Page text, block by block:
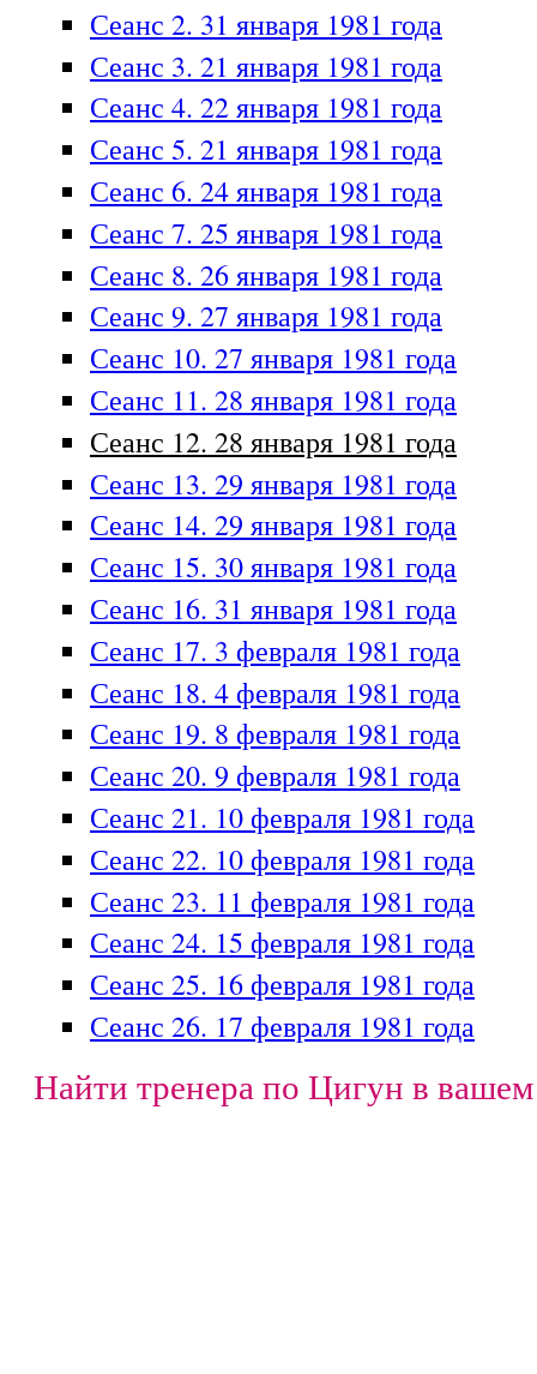
Сеанс 2. 31 января 1981 года
Сеанс 3. 21 января 1981 года
Сеанс 4. 22 января 1981 года
Сеанс 5. 21 января 1981 года
Сеанс 6. 24 января 1981 года
Сеанс 7. 25 января 1981 года
Сеанс 8. 26 января 1981 года
Сеанс 9. 27 января 1981 года
Сеанс 10. 27 января 1981 года
Сеанс 11. 28 января 1981 года
Сеанс 12. 28 января 1981 года
Сеанс 13. 29 января 1981 года
Сеанс 14. 29 января 1981 года
Сеанс 15. 30 января 1981 года
Сеанс 16. 31 января 1981 года
Сеанс 17. 3 февраля 1981 года
Сеанс 18. 4 февраля 1981 года
Сеанс 19. 8 февраля 1981 года
Сеанс 20. 9 февраля 1981 года
Сеанс 21. 10 февраля 1981 года
Сеанс 22. 10 февраля 1981 года
Сеанс 23. 11 февраля 1981 года
Сеанс 24. 15 февраля 1981 года
Сеанс 25. 16 февраля 1981 года
Сеанс 26. 17 февраля 1981 года
Найти тренера по Цигун в вашем